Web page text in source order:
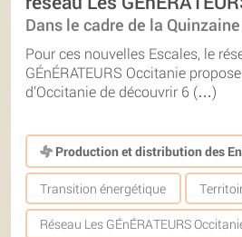
Dans le cadre de la
Pour ces nouvelles Escales, le
GÉnÉRATEURS Occitanie
d’Occitanie de découvrir 6 (…)
Production et distribution des
Transition énergétique
Réseau Les GÉnÉRATEURS